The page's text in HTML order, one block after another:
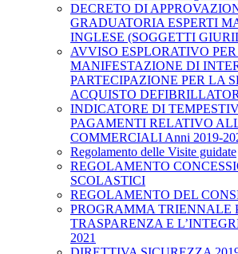
DECRETO DI
GRADUATORIA ESPERTI
INGLESE (SOGGETTI
AVVISO ESPLORATIVO
MANIFESTAZIONE DI
PARTECIPAZIONE PER LA
ACQUISTO
INDICATORE DI
PAGAMENTI RELATIVO
COMMERCIALI Anni 2019-
Regolamento delle Visite guidate
REGOLAMENTO
SCOLASTICI
REGOLAMENTO DEL
PROGRAMMA TRIENNALE
TRASPARENZA E
2021